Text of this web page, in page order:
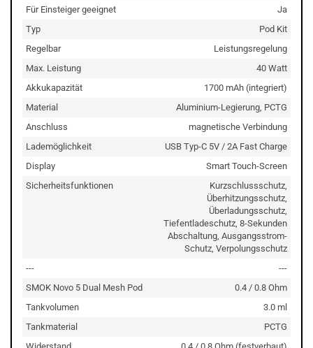
Für Einsteiger geeignet
Ja
Typ
Pod Kit
Regelbar
Leistungsregelung
Max. Leistung
40 Watt
Akkukapazität
1700 mAh (integriert)
Material
Aluminium-Legierung, PCTG
Anschluss
magnetische Verbindung
Lademöglichkeit
USB Typ-C 5V / 2A Fast Charge
Display
Smart Touch-Screen
Sicherheitsfunktionen
Kurzschlussschutz,
Überhitzungsschutz,
Überladungsschutz,
Tiefentladeschutz, 8-Sekunden
Abschaltung, Ausgangsstrom-
Schutz, Verpolungsschutz
---
---
SMOK Novo 5 Dual Mesh Pod
0.4 / 0.8 Ohm
Tankvolumen
3.0 ml
Tankmaterial
PCTG